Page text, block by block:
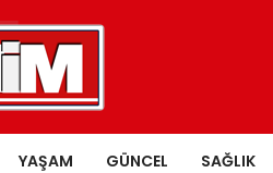
YAŞAM GÜNCEL SAĞLIK